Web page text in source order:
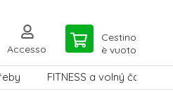
Accesso
Cestino
è vuoto
FITNESS a volný čas